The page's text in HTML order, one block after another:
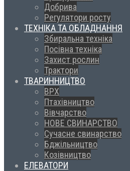
Добрива
Регулятори росту
ТЕХНІКА ТА ОБЛАДНАННЯ
Збиральна техніка
Посівна техніка
Захист рослин
Трактори
ТВАРИННИЦТВО
ВРХ
Птахівництво
Вівчарство
НОВЕ СВИНАРСТВО
Сучасне свинарство
Бджільництво
Козівництво
ЕЛЕВАТОРИ